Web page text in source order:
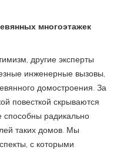
многоэтажек
другие эксперты
инженерные вызовы,
домостроения. За
повесткой скрываются
способны радикально
таких домов. Мы
с которыми